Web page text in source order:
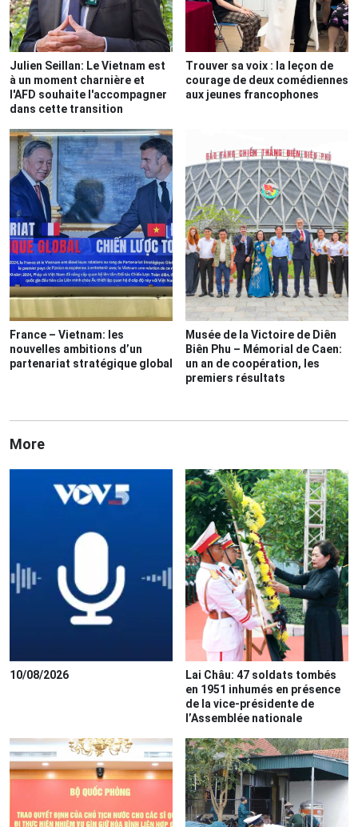
Julien Seillan: Le Vietnam est
à un moment charnière et
l'AFD souhaite l'accompagner
dans cette transition
Trouver sa voix : la leçon de
courage de deux comédiennes
aux jeunes francophones
France – Vietnam: les
nouvelles ambitions d’un
partenariat stratégique global
Musée de la Victoire de Diên
Biên Phu – Mémorial de Caen:
un an de coopération, les
premiers résultats
More
10/08/2026
Lai Châu: 47 soldats tombés
en 1951 inhumés en présence
de la vice-présidente de
l’Assemblée nationale